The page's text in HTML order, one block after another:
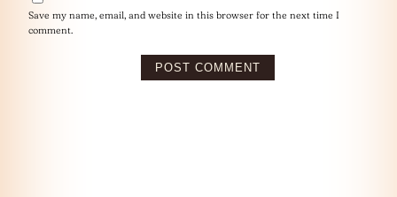
Save my name, email, and website in this browser for the next time I
comment.